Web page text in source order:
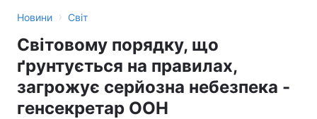
Новини › Світ
Світовому порядку, що
ґрунтується на правилах,
загрожує серйозна небезпека -
генсекретар ООН